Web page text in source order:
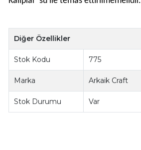
Diğer Özellikler
Stok Kodu 775
Marka Arkaik Craft
Stok Durumu Var